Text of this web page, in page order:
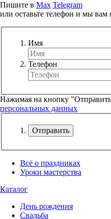
Пишите в Max Telegram
или оставьте телефон и мы вам
Имя
Телефон
Нажимая на кнопку
персональных данных
Отправить
Всё о праздниках
Уроки мастерства
Каталог
День рождения
Свадьба